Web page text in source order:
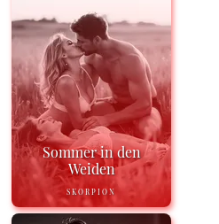
Sommer in den
Weiden
SKORPION